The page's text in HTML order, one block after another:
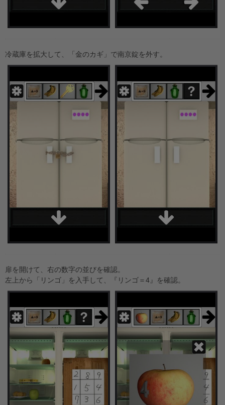
冷蔵庫を拡大して、「金のカギ」で南京錠を外す。
扉を開けて、右の数字の並びを確認。
左上から「リンゴ」を入手して、『リンゴ＝4』を確認。